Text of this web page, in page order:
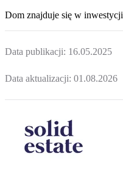
Dom znajduje się w inwestycji
Data publikacji: 16.05.2025
Data aktualizacji: 01.08.2026